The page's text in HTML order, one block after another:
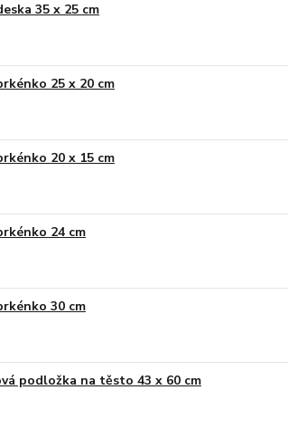
35 x 25 cm
25 x 20 cm
20 x 15 cm
24 cm
30 cm
podložka na těsto 43 x 60 cm